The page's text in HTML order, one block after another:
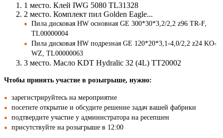
1 место. Клей IWG 5080 TL31328
2 место. Комплект пил Golden Eagle...
Пила дисковая HW основная GE 300*30*3,2/2,2 z96 TR-F,
TL00000004
Пила дисковая HW подрезная GE 120*20*3,1-4,0/2,2 z24 KO-
WZ, TL00000063
3 место. Масло KDT Hydralic 32 (4L) TT20002
Чтобы принять участие в розыгрыше, нужно:
зарегистрируйтесь на мероприятие
посетите открытие и обсудите решение задач вашей фабрики
подтвердите участие у администратора на ресепшен
присутствуйте на розыгрыше в 12:00